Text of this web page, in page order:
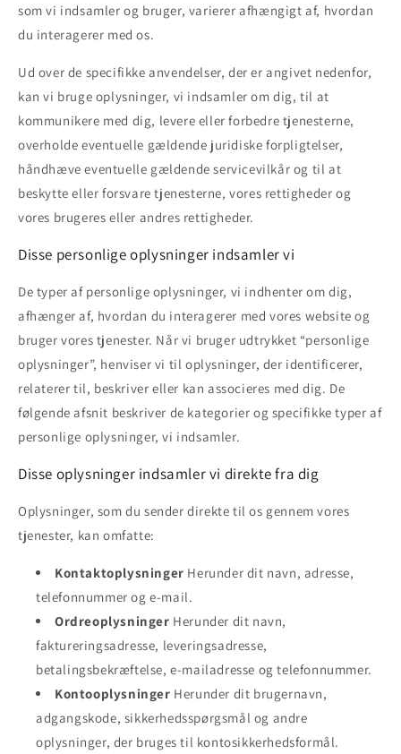
som vi indsamler og bruger, varierer afhængigt af, hvordan
du interagerer med os.
Ud over de specifikke anvendelser, der er angivet nedenfor,
kan vi bruge oplysninger, vi indsamler om dig, til at
kommunikere med dig, levere eller forbedre tjenesterne,
overholde eventuelle gældende juridiske forpligtelser,
håndhæve eventuelle gældende servicevilkår og til at
beskytte eller forsvare tjenesterne, vores rettigheder og
vores brugeres eller andres rettigheder.
Disse personlige oplysninger indsamler vi
De typer af personlige oplysninger, vi indhenter om dig,
afhænger af, hvordan du interagerer med vores website og
bruger vores tjenester. Når vi bruger udtrykket “personlige
oplysninger”, henviser vi til oplysninger, der identificerer,
relaterer til, beskriver eller kan associeres med dig. De
følgende afsnit beskriver de kategorier og specifikke typer af
personlige oplysninger, vi indsamler.
Disse oplysninger indsamler vi direkte fra dig
Oplysninger, som du sender direkte til os gennem vores
tjenester, kan omfatte:
Kontaktoplysninger Herunder dit navn, adresse,
telefonnummer og e-mail.
Ordreoplysninger Herunder dit navn,
faktureringsadresse, leveringsadresse,
betalingsbekræftelse, e-mailadresse og telefonnummer.
Kontooplysninger Herunder dit brugernavn,
adgangskode, sikkerhedsspørgsmål og andre
oplysninger, der bruges til kontosikkerhedsformål.